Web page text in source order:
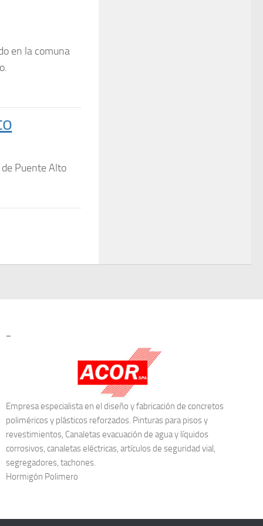
en la comuna
Puente Alto
–
Empresa especialista en el diseño y fabricación de concretos
poliméricos y plásticos reforzados. Pinturas para pisos y
revestimientos, Canaletas evacuación de agua y líquidos
corrosivos, canaletas eléctricas, artículos de seguridad vial,
segregadores, tachones.
Hormigón Polimero